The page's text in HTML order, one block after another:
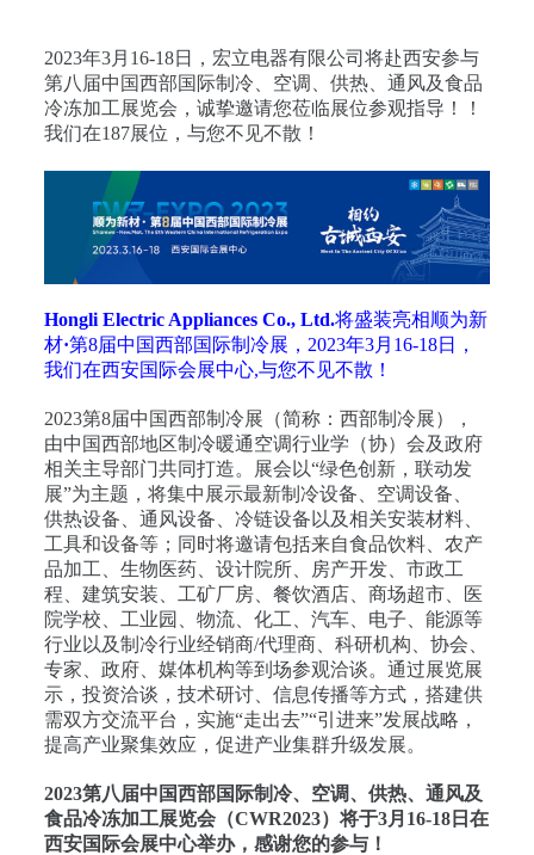
2023年3月16-18日，宏立电器有限公司将赴西安参与
第八届中国西部国际制冷、空调、供热、通风及食品
冷冻加工展览会，诚挚邀请您莅临展位参观指导！！
我们在187展位，与您不见不散！
Hongli Electric Appliances Co., Ltd.将盛装亮相顺为新
材·第8届中国西部国际制冷展，2023年3月16-18日，
我们在西安国际会展中心,与您不见不散！
2023第8届中国西部制冷展（简称：西部制冷展），
由中国西部地区制冷暖通空调行业学（协）会及政府
相关主导部门共同打造。展会以“绿色创新，联动发
展”为主题，将集中展示最新制冷设备、空调设备、
供热设备、通风设备、冷链设备以及相关安装材料、
工具和设备等；同时将邀请包括来自食品饮料、农产
品加工、生物医药、设计院所、房产开发、市政工
程、建筑安装、工矿厂房、餐饮酒店、商场超市、医
院学校、工业园、物流、化工、汽车、电子、能源等
行业以及制冷行业经销商/代理商、科研机构、协会、
专家、政府、媒体机构等到场参观洽谈。通过展览展
示，投资洽谈，技术研讨、信息传播等方式，搭建供
需双方交流平台，实施“走出去”“引进来”发展战略，
提高产业聚集效应，促进产业集群升级发展。
2023第八届中国西部国际制冷、空调、供热、通风及
食品冷冻加工展览会（CWR2023）将于3月16-18日在
西安国际会展中心举办，感谢您的参与！